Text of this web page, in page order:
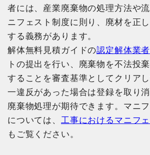
者には、産業廃棄物の処理方法や
ニフェスト制度に則り、廃材を正
する義務があります。
解体無料見積ガイドの認定解体業者
トの提出を行い、廃棄物を不法投
することを審査基準としてクリア
一違反があった場合は登録を取り
廃棄物処理が期待できます。マニ
については、 工事におけるマニフ
もご覧ください。